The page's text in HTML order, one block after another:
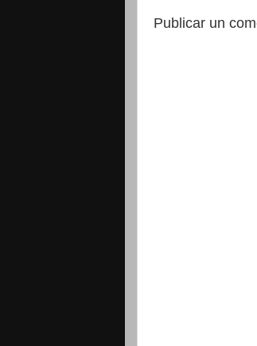
Publicar un